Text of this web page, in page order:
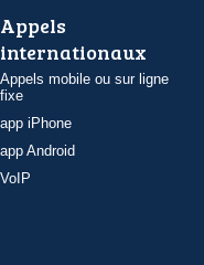
Appels
internationaux
Appels mobile ou sur ligne
fixe
app iPhone
app Android
VoIP